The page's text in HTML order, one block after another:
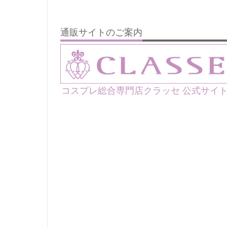
通販サイトのご案内
コスプレ総合専門店クラッセ 公式サイ